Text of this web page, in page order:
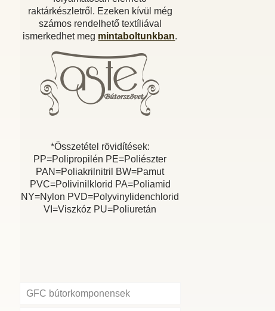
raktárkészletről. Ezeken kívül még
számos rendelhető textíliával
ismerkedhet meg mintaboltunkban.
*Összetétel rövidítések:
PP=Polipropilén PE=Poliészter
PAN=Poliakrilnitril BW=Pamut
PVC=Polivinilklorid PA=Poliamid
NY=Nylon PVD=Polyvinylidenchlorid
VI=Viszkóz PU=Poliuretán
GFC bútorkomponensek